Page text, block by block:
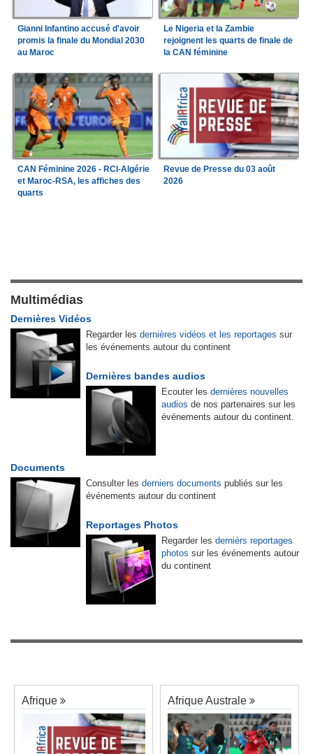
Gianni Infantino accusé d'avoir
promis la finale du Mondial 2030
au Maroc
Le Nigeria et la Zambie
rejoignent les quarts de finale de
la CAN féminine
CAN Féminine 2026 - RCI-Algérie
et Maroc-RSA, les affiches des
quarts
Revue de Presse du 03 août
2026
Multimédias
Dernières Vidéos
Regarder les dernières vidéos et les reportages sur
les événements autour du continent
Dernières bandes audios
Ecouter les dernières nouvelles
audios de nos partenaires sur les
événements autour du continent.
Documents
Consulter les derniers documents publiés sur les
événements autour du continent
Reportages Photos
Regarder les dernièrs reportages
photos sur les événements autour
du continent
Afrique Afrique Australe